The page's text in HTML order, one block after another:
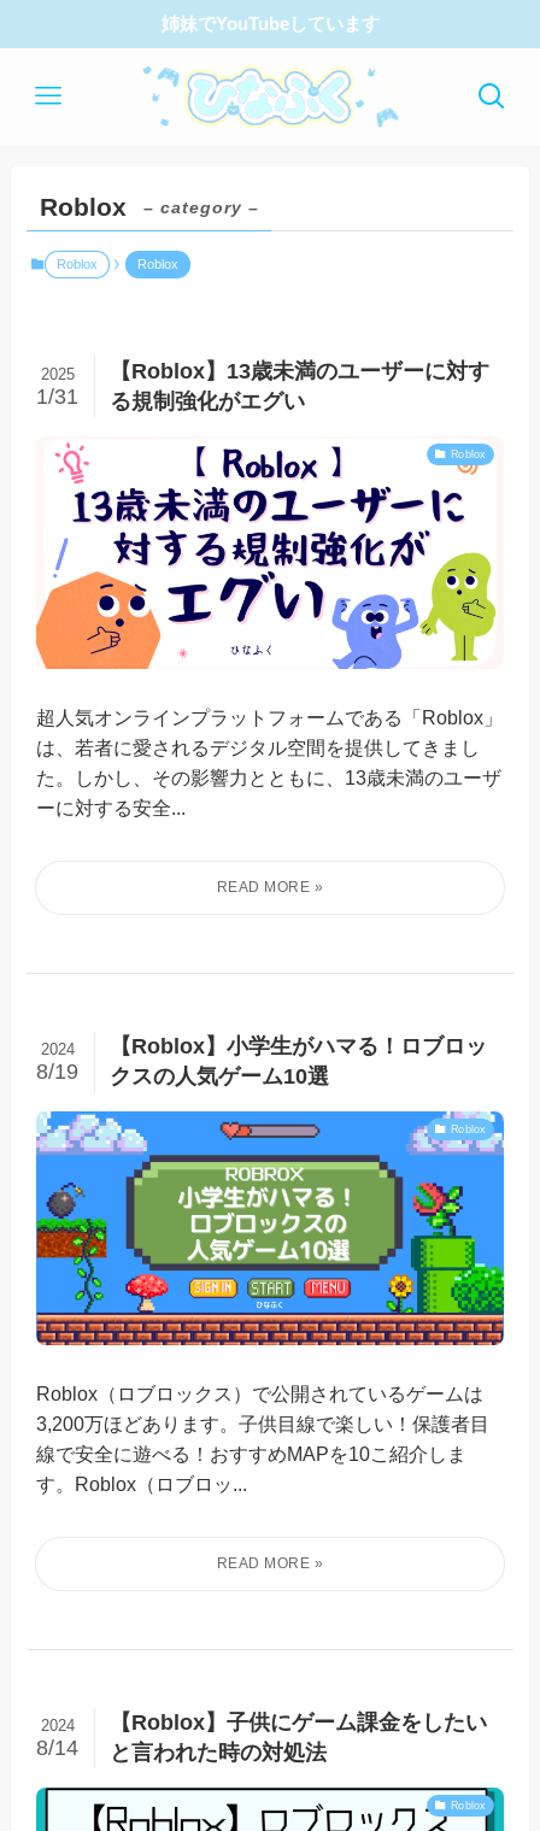
姉妹でYouTubeしています
Roblox – category –
Roblox Roblox
【Roblox】13歳未満のユーザーに対す
る規制強化がエグい
2025
1/31
Roblox
超人気オンラインプラットフォームである「Roblox」
は、若者に愛されるデジタル空間を提供してきまし
た。しかし、その影響力とともに、13歳未満のユーザ
ーに対する安全...
【Roblox】小学生がハマる！ロブロッ
クスの人気ゲーム10選
2024
8/19
Roblox
Roblox（ロブロックス）で公開されているゲームは
3,200万ほどあります。子供目線で楽しい！保護者目
線で安全に遊べる！おすすめMAPを10こ紹介しま
す。Roblox（ロブロッ...
【Roblox】子供にゲーム課金をしたい
と言われた時の対処法
2024
8/14
Roblox